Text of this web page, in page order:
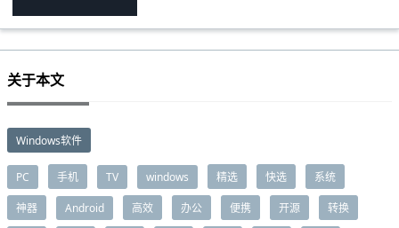
关于本文
Windows软件
PC 手机 TV windows 精选 快选 系统
神器 Android 高效 办公 便携 开源 转换